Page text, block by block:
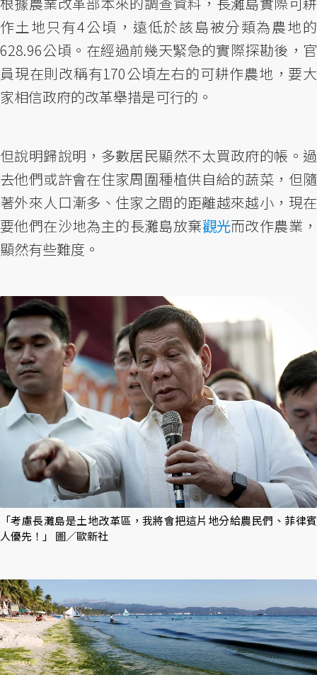
作土地只有4公頃，遠低於該島被分類為農地的
628.96公頃。在經過前幾天緊急的實際探勘後，官
員現在則改稱有170公頃左右的可耕作農地，要大
家相信政府的改革舉措是可行的。
但說明歸說明，多數居民顯然不太買政府的帳。過
去他們或許會在住家周圍種植供自給的蔬菜，但隨
著外來人口漸多、住家之間的距離越來越小，現在
要他們在沙地為主的長灘島放棄觀光而改作農業，
顯然有些難度。
「考慮長灘島是土地改革區，我將會把這片地分給農民們、菲律賓
人優先！」 圖／歐新社